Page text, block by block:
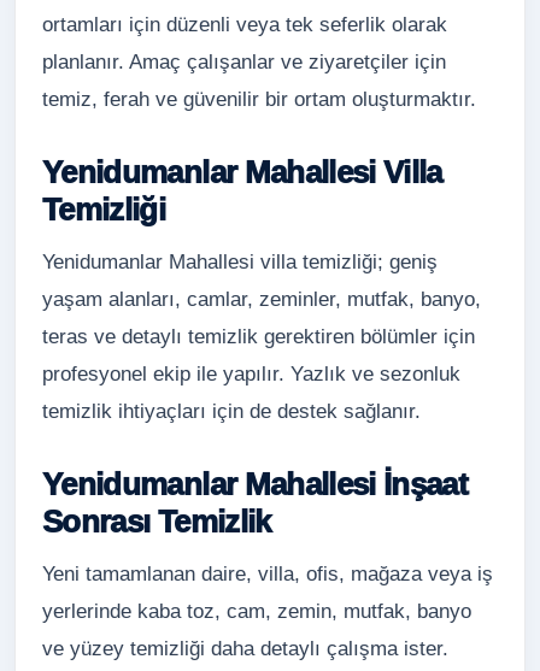
ortamları için düzenli veya tek seferlik olarak
planlanır. Amaç çalışanlar ve ziyaretçiler için
temiz, ferah ve güvenilir bir ortam oluşturmaktır.
Yenidumanlar Mahallesi Villa
Temizliği
Yenidumanlar Mahallesi villa temizliği; geniş
yaşam alanları, camlar, zeminler, mutfak, banyo,
teras ve detaylı temizlik gerektiren bölümler için
profesyonel ekip ile yapılır. Yazlık ve sezonluk
temizlik ihtiyaçları için de destek sağlanır.
Yenidumanlar Mahallesi İnşaat
Sonrası Temizlik
Yeni tamamlanan daire, villa, ofis, mağaza veya iş
yerlerinde kaba toz, cam, zemin, mutfak, banyo
ve yüzey temizliği daha detaylı çalışma ister.